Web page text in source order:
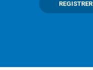
REGISTRER